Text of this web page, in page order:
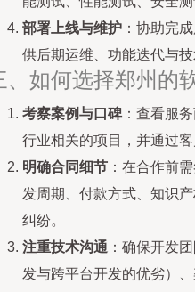
部署上线与维护 ：协助完
供后期运维、功能迭代与技
、如何选择郑州的
考察案例与口碑：查看服
行业相关的项目，并通过
明确合同细节 ：在合作前
发周期、付款方式、知识
纠纷。
注重技术沟通 ：确保开发
发与跨平台开发的优劣）